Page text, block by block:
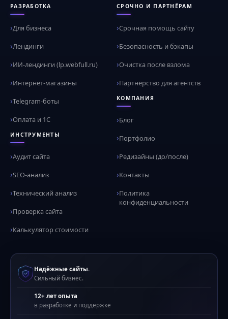
РАЗРАБОТКА
Для бизнеса
Лендинги
ИИ-лендинги (lp.webfull.ru)
Интернет-магазины
Telegram-боты
Оплата и 1С
ИНСТРУМЕНТЫ
Аудит сайта
SEO-анализ
Технический анализ
Проверка сайта
Калькулятор стоимости
СРОЧНО И ПАРТНЁРАМ
Срочная помощь сайту
Безопасность и бэкапы
Очистка после взлома
Партнёрство для агентств
КОМПАНИЯ
Блог
Портфолио
Редизайны (до/после)
Контакты
Политика
конфиденциальности
Надёжные сайты.
Сильный бизнес.
12+ лет опыта
в разработке и поддержке